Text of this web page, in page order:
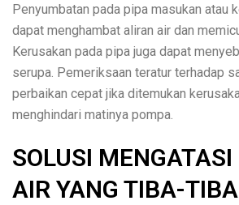
Penyumbatan pada pipa masukan atau
dapat menghambat aliran air dan
Kerusakan pada pipa juga dapat
serupa. Pemeriksaan teratur terhadap
perbaikan cepat jika ditemukan
menghindari matinya pompa.
SOLUSI
AIR YANG TIBA-